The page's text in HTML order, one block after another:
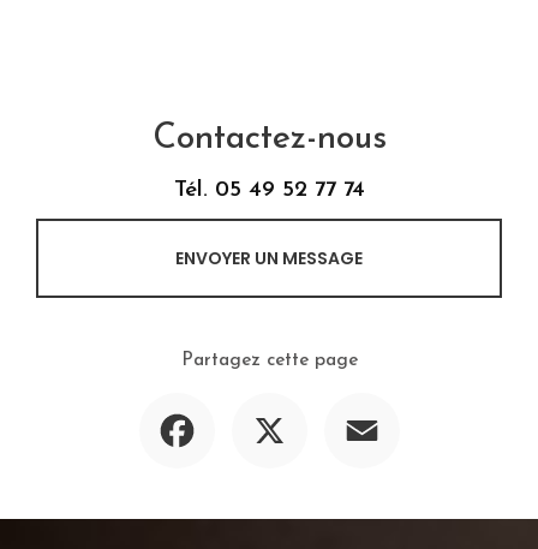
Contactez-nous
Tél. 05 49 52 77 74
ENVOYER UN MESSAGE
Partagez cette page